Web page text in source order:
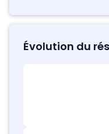
Évolution du